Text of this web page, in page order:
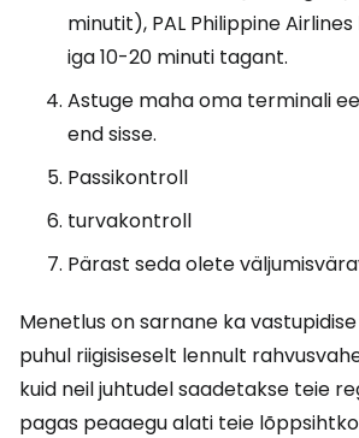
minutit), PAL Philippine
iga 10-20 minuti tagant.
Astuge maha oma terminali
end sisse.
Passikontroll
turvakontroll
Pärast seda olete
Menetlus on sarnane ka
puhul riigisiseselt lennult
kuid neil juhtudel saadetakse teie
pagas peaaegu alati teie